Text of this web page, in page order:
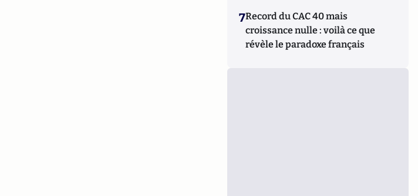
7Record du CAC 40 mais
croissance nulle : voilà ce que
révèle le paradoxe français